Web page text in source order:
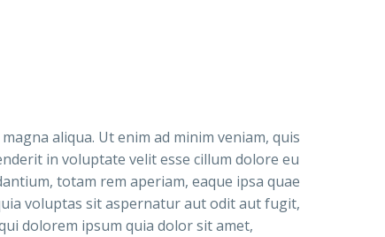
aliqua. Ut enim ad minim veniam, quis
in voluptate velit esse cillum dolore eu
totam rem aperiam, eaque ipsa quae
voluptas sit aspernatur aut odit aut fugit,
dolorem ipsum quia dolor sit amet,